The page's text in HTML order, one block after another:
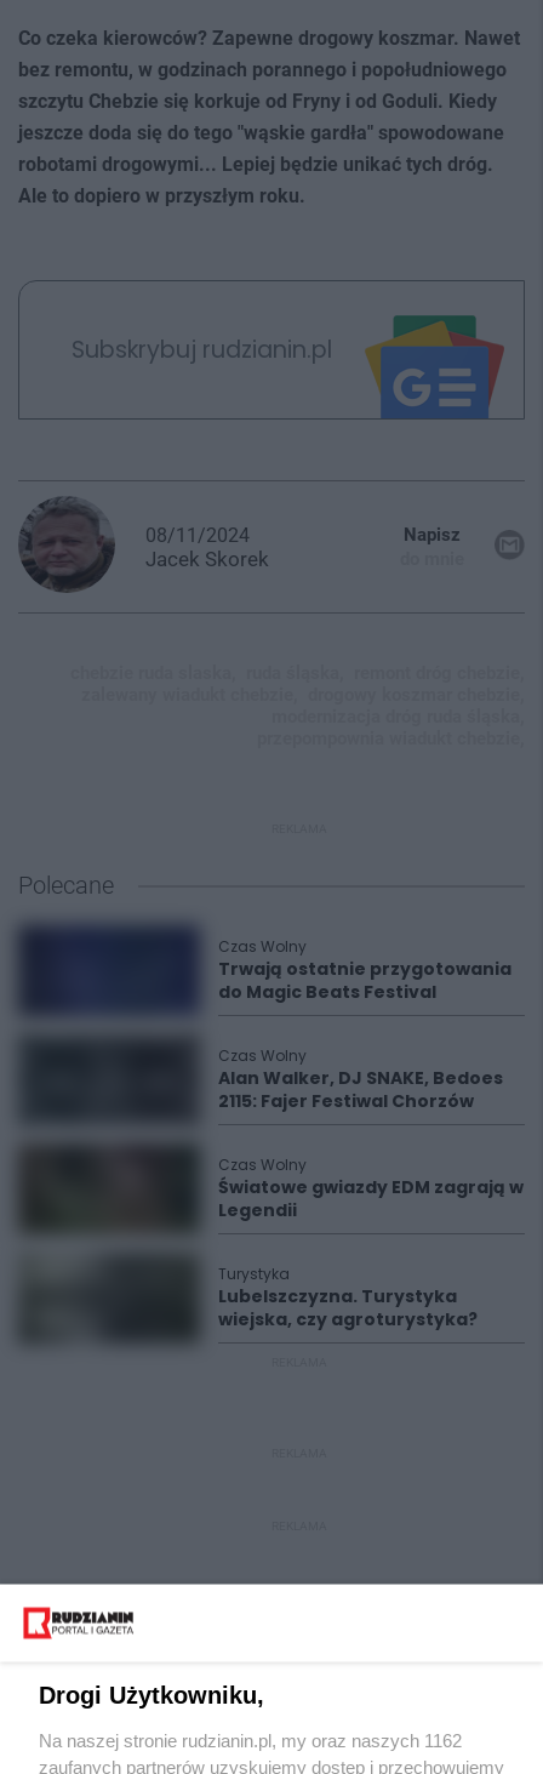
Co czeka kierowców? Zapewne drogowy koszmar. Nawet
bez remontu, w godzinach porannego i popołudniowego
szczytu Chebzie się korkuje od Fryny i od Goduli. Kiedy
jeszcze doda się do tego "wąskie gardła" spowodowane
robotami drogowymi... Lepiej będzie unikać tych dróg.
Ale to dopiero w przyszłym roku.
Subskrybuj rudzianin.pl
08/11/2024
Jacek Skorek
Napisz
Polecane
Czas Wolny
Trwają ostatnie przygotowania
do Magic Beats Festival
Czas Wolny
Alan Walker, DJ SNAKE, Bedoes
2115: Fajer Festiwal Chorzów
Czas Wolny
Światowe gwiazdy EDM zagrają w
Legendii
Turystyka
Lubelszczyzna. Turystyka
wiejska, czy agroturystyka?
Wydawca mediów lokalnych
Drogi Użytkowniku,
Na naszej stronie rudzianin.pl, my oraz naszych 1162
zaufanych partnerów uzyskujemy dostęp i przechowujemy